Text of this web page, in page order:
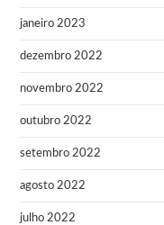
janeiro 2023
dezembro 2022
novembro 2022
outubro 2022
setembro 2022
agosto 2022
julho 2022